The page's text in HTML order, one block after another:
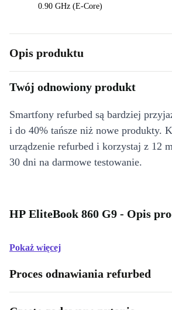
0.90 GHz (E-Core)
Opis produktu
Twój odnowiony produkt
Smartfony refurbed są bardziej
i do 40% tańsze niż nowe produkty.
urządzenie refurbed i korzystaj z 12
30 dni na darmowe testowanie.
HP EliteBook 860 G9 - Opis
Pokaż więcej
Proces odnawiania refurbed